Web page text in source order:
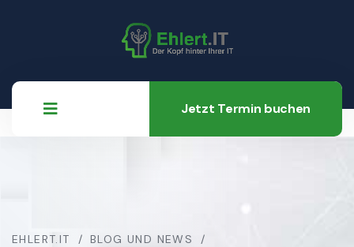
Jetzt Termin buchen
EHLERT.IT
BLOG UND NEWS